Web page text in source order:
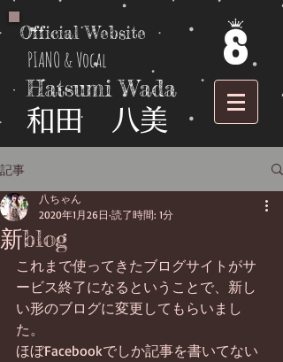
Official Website
PIANO & Vocal
Hatsumi Wada
​和田 八美
記事
新blog
八ちゃん
2020年1月26日 読了時間: 1分
これまで使ってきたブログサイトがサ
ービス終了になるということで、新し
い形のブログに変更してもらいまし
た。
ほぼFacebookでしか記事を書いてない